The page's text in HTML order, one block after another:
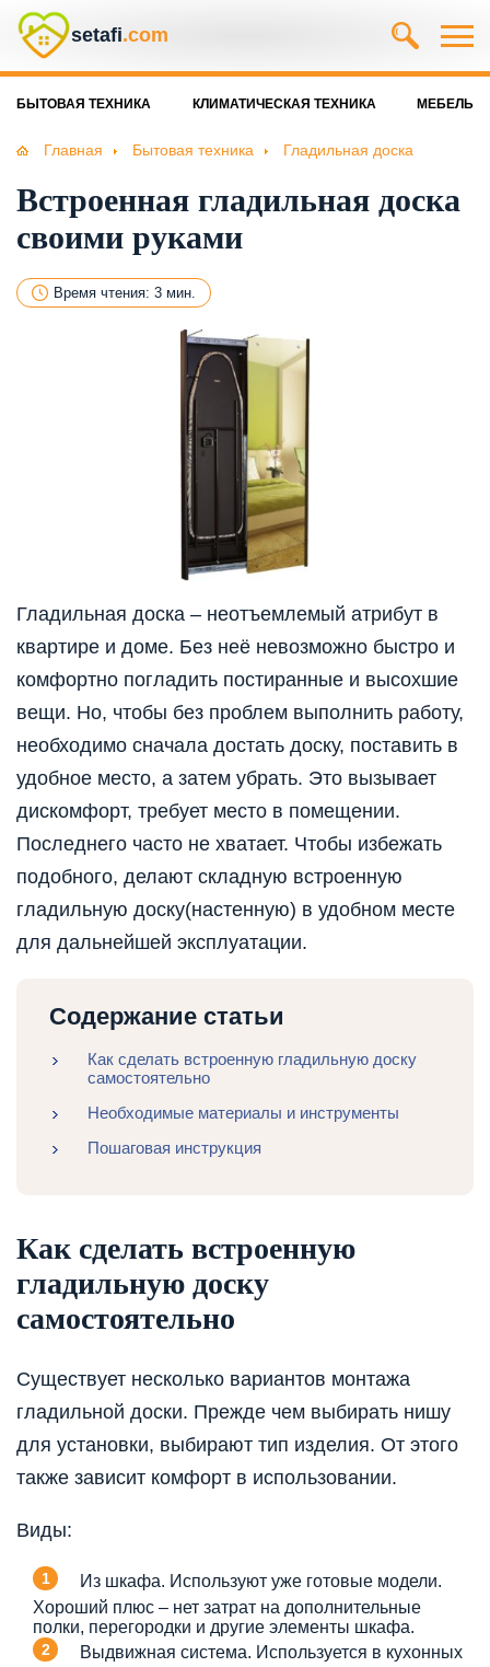
setafi.com
БЫТОВАЯ ТЕХНИКА КЛИМАТИЧЕСКАЯ ТЕХНИКА МЕБЕЛЬ
Главная Бытовая техника Гладильная доска
Встроенная гладильная доска
своими руками
Время чтения: 3 мин.
Гладильная доска – неотъемлемый атрибут в
квартире и доме. Без неё невозможно быстро и
комфортно погладить постиранные и высохшие
вещи. Но, чтобы без проблем выполнить работу,
необходимо сначала достать доску, поставить в
удобное место, а затем убрать. Это вызывает
дискомфорт, требует место в помещении.
Последнего часто не хватает. Чтобы избежать
подобного, делают складную встроенную
гладильную доску(настенную) в удобном месте
для дальнейшей эксплуатации.
Содержание статьи
Как сделать встроенную гладильную доску
самостоятельно
Необходимые материалы и инструменты
Пошаговая инструкция
Как сделать встроенную
гладильную доску
самостоятельно
Существует несколько вариантов монтажа
гладильной доски. Прежде чем выбирать нишу
для установки, выбирают тип изделия. От этого
также зависит комфорт в использовании.
Виды:
Из шкафа. Используют уже готовые модели.
Хороший плюс – нет затрат на дополнительные
полки, перегородки и другие элементы шкафа.
Выдвижная система. Используется в кухонных